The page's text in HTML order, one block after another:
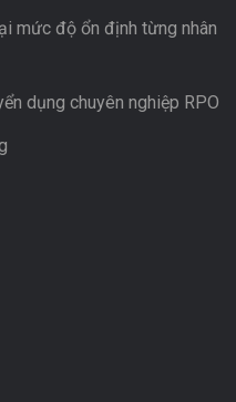
mức độ ổn định từng nhân
dụng chuyên nghiệp RPO